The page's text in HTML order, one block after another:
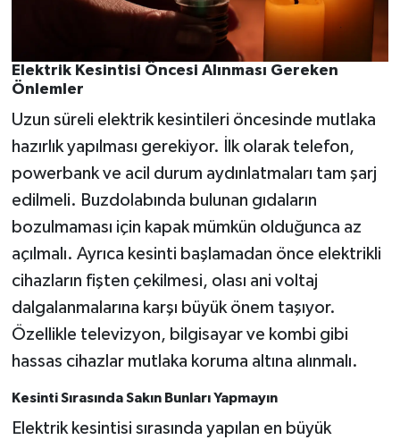
Elektrik Kesintisi Öncesi Alınması Gereken
Önlemler
Uzun süreli elektrik kesintileri öncesinde mutlaka
hazırlık yapılması gerekiyor. İlk olarak telefon,
powerbank ve acil durum aydınlatmaları tam şarj
edilmeli. Buzdolabında bulunan gıdaların
bozulmaması için kapak mümkün olduğunca az
açılmalı. Ayrıca kesinti başlamadan önce elektrikli
cihazların fişten çekilmesi, olası ani voltaj
dalgalanmalarına karşı büyük önem taşıyor.
Özellikle televizyon, bilgisayar ve kombi gibi
hassas cihazlar mutlaka koruma altına alınmalı.
Kesinti Sırasında Sakın Bunları Yapmayın
Elektrik kesintisi sırasında yapılan en büyük